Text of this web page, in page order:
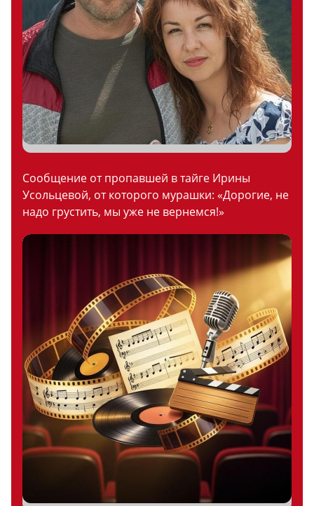
Сообщение от пропавшей в тайге Ирины
Усольцевой, от которого мурашки: «Дорогие, не
надо грустить, мы уже не вернемся!»